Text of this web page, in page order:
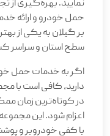
نمایید. بهره‌گیری از
حمل خودرو و ارائه
بر گیلان به یکی از
سطح استان و سراسر
اگر به خدمات حمل
دارید، کافی است با
در کوتاه‌ترین زمان
اعزام شود. این
با کفی خودروبر و